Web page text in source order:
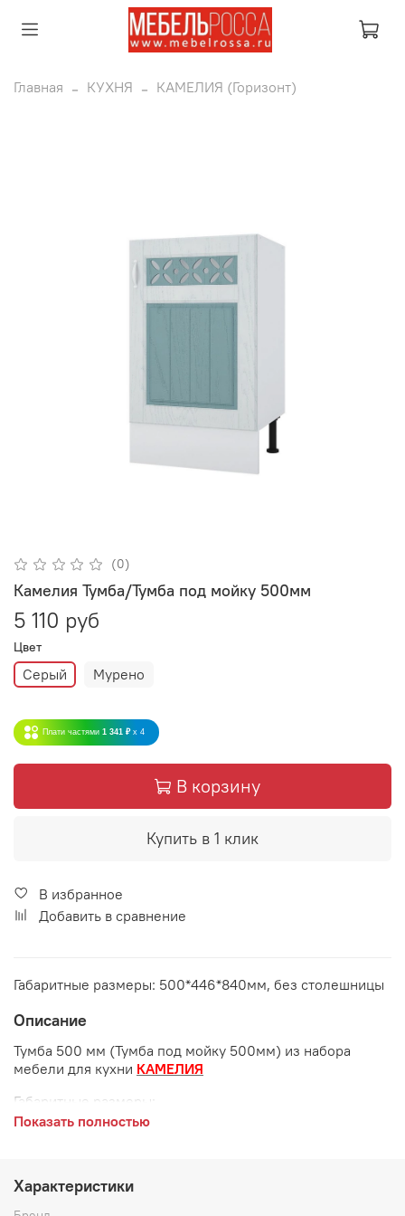
Главная КУХНЯ КАМЕЛИЯ (Горизонт)
(0)
Камелия Тумба/Тумба под мойку 500мм
5 110 руб
Цвет
Серый Мурено
Плати частями 1 341 ₽ x 4
В корзину
Купить в 1 клик
В избранное
Добавить в сравнение
Габаритные размеры: 500*446*840мм, без столешницы
Описание
Тумба 500 мм (Тумба под мойку 500мм) из набора
мебели для кухни КАМЕЛИЯ
Габаритные размеры:
высота 840 мм
Показать полностью
Характеристики